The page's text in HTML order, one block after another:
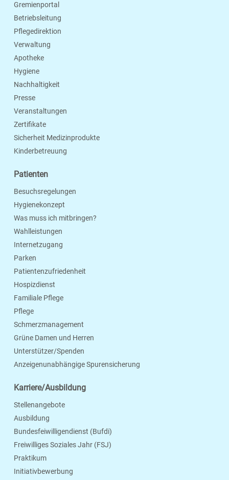
Gremienportal
Betriebsleitung
Pflegedirektion
Verwaltung
Apotheke
Hygiene
Nachhaltigkeit
Presse
Veranstaltungen
Zertifikate
Sicherheit Medizinprodukte
Kinderbetreuung
Patienten
Besuchsregelungen
Hygienekonzept
Was muss ich mitbringen?
Wahlleistungen
Internetzugang
Parken
Patientenzufriedenheit
Hospizdienst
Familiale Pflege
Pflege
Schmerzmanagement
Grüne Damen und Herren
Unterstützer/Spenden
Anzeigenunabhängige Spurensicherung
Karriere/Ausbildung
Stellenangebote
Ausbildung
Bundesfeiwilligendienst (Bufdi)
Freiwilliges Soziales Jahr (FSJ)
Praktikum
Initiativbewerbung